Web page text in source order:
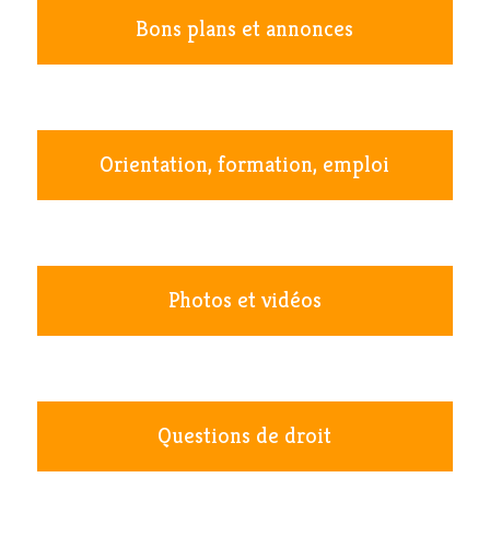
Bons plans et annonces
Orientation, formation, emploi
Photos et vidéos
Questions de droit